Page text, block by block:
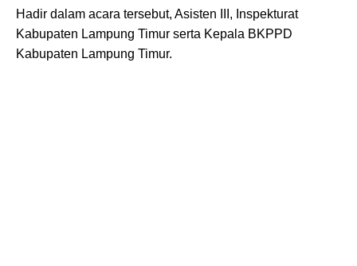
Hadir dalam acara tersebut, Asisten III, Inspekturat
Kabupaten Lampung Timur serta Kepala BKPPD
Kabupaten Lampung Timur.